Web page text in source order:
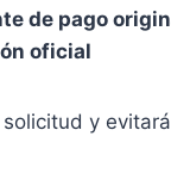
de pago
oficial
y